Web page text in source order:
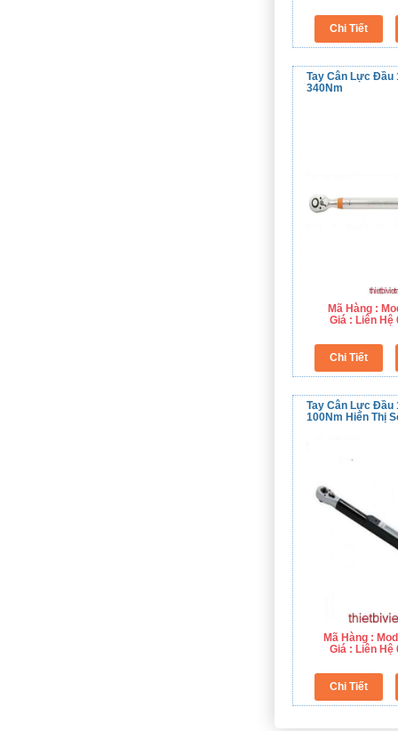
Tay Cân Lực Đầu
340Nm
Mã Hàng :
Giá : Liên Hệ
Tay Cân Lực Đầu
100Nm Hiển Thị
Mã Hàng :
Giá : Liên Hệ